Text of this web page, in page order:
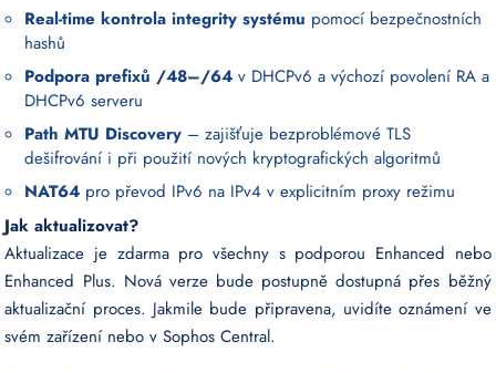
Real-time kontrola integrity systému pomocí bezpečnostních
hashů
Podpora prefixů /48–/64 v DHCPv6 a výchozí povolení RA a
DHCPv6 serveru
Path MTU Discovery – zajišťuje bezproblémové TLS
dešifrování i při použití nových kryptografických algoritmů
NAT64 pro převod IPv6 na IPv4 v explicitním proxy režimu
Jak aktualizovat?
Aktualizace je zdarma pro všechny s podporou Enhanced nebo
Enhanced Plus. Nová verze bude postupně dostupná přes běžný
aktualizační proces. Jakmile bude připravena, uvidíte oznámení ve
svém zařízení nebo v Sophos Central.